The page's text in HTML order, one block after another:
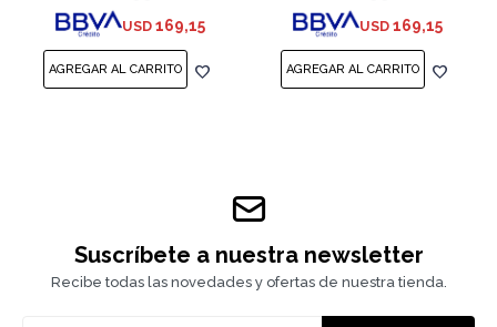
USD 169,15 USD 169,15
Suscríbete a nuestra newsletter
Recibe todas las novedades y ofertas de nuestra tienda.